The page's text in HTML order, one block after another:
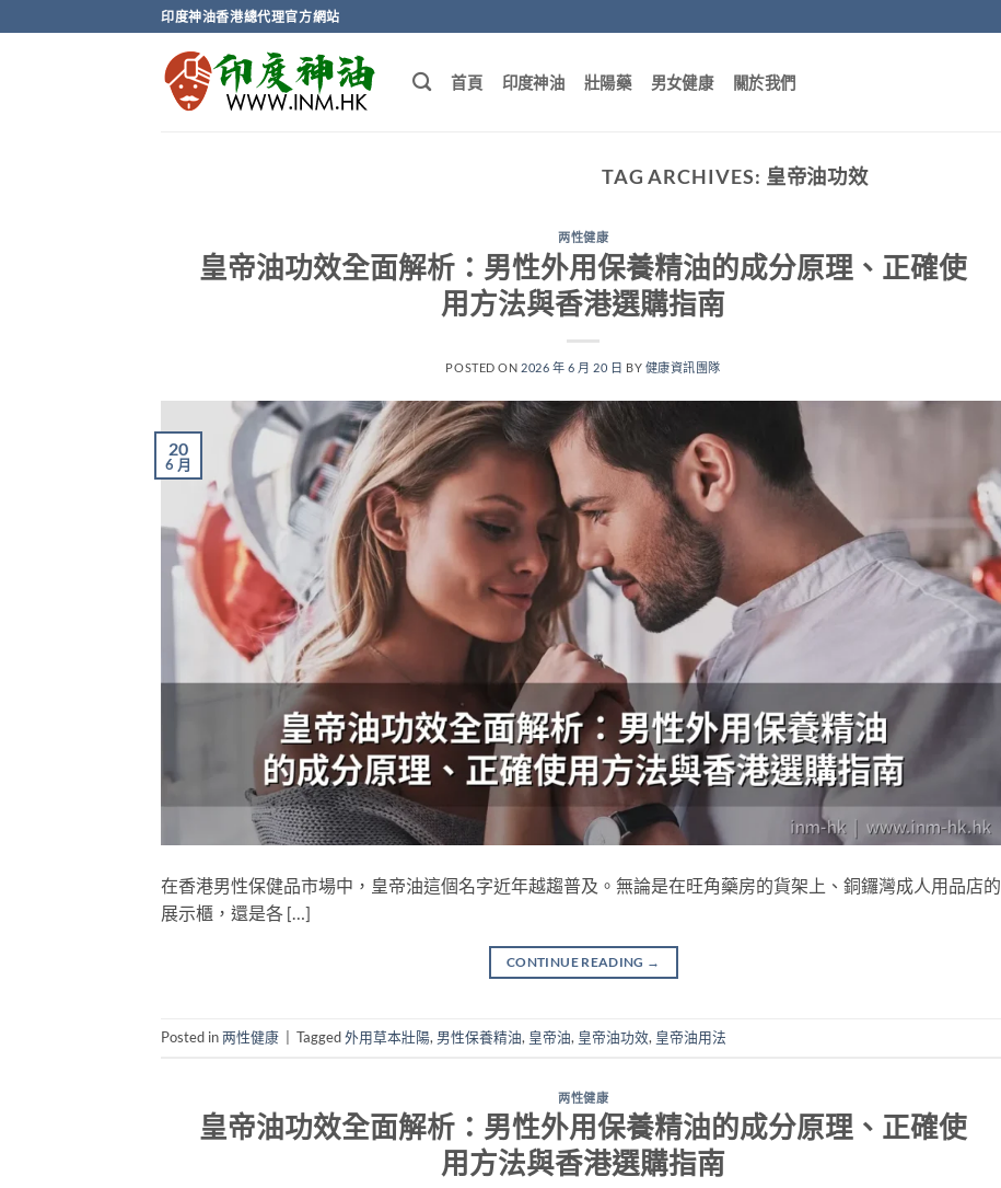
to
印度神油香港總代理官方網站
首頁 印度神油 壯陽藥 男女健康 關於我們
TAG ARCHIVES: 皇帝油功效
两性健康
皇帝油功效全面解析：男性外用保養精油的成分原理、正確使
用方法與香港選購指南
POSTED ON 2026 年 6 月 20 日 BY 健康資訊團隊
20
6 月
在香港男性保健品市場中，皇帝油這個名字近年越趨普及。無論是在旺角藥房的貨架上、銅鑼灣成人用品店的
展示櫃，還是各 […]
CONTINUE READING →
Posted in两性健康 Tagged外用草本壯陽, 男性保養精油, 皇帝油, 皇帝油功效, 皇帝油用法
两性健康
皇帝油功效全面解析：男性外用保養精油的成分原理、正確使
用方法與香港選購指南